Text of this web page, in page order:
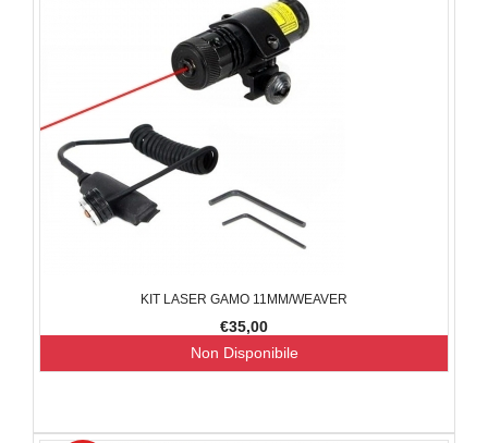
KIT LASER GAMO 11MM/WEAVER
€35,00
Non Disponibile